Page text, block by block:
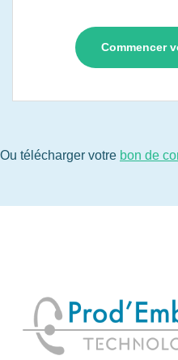
Ou télécharger votre bon de